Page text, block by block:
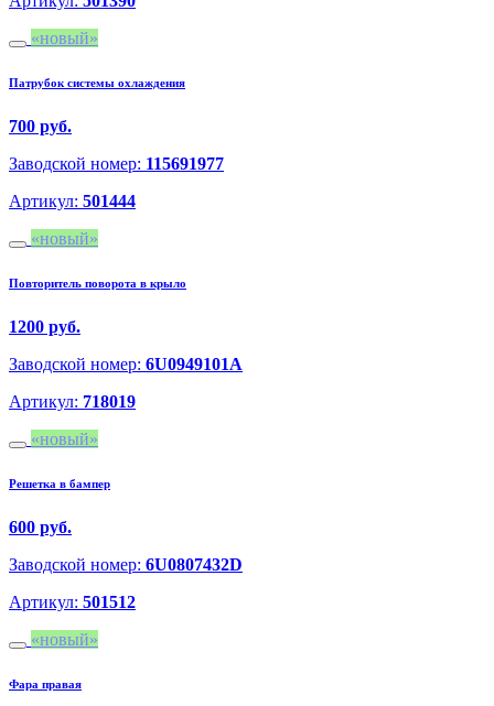
новый
Патрубок системы охлаждения
700 руб.
Заводской номер: 115691977
Артикул: 501444
новый
Повторитель поворота в крыло
1200 руб.
Заводской номер: 6U0949101A
Артикул: 718019
новый
Решетка в бампер
600 руб.
Заводской номер: 6U0807432D
Артикул: 501512
новый
Фара правая